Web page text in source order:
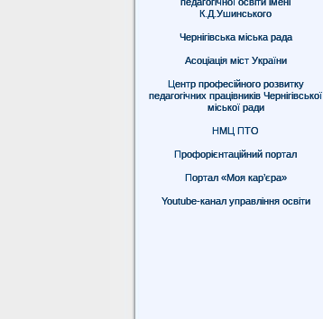
К.Д.Ушинського
Чернігівська міська рада
Асоціація міст України
Центр професійного розвитку
педагогічних працівників Чернігівської
міської ради
НМЦ ПТО
Профорієнтаційний портал
Портал «Моя кар’єра»
Youtube-канал управління освіти